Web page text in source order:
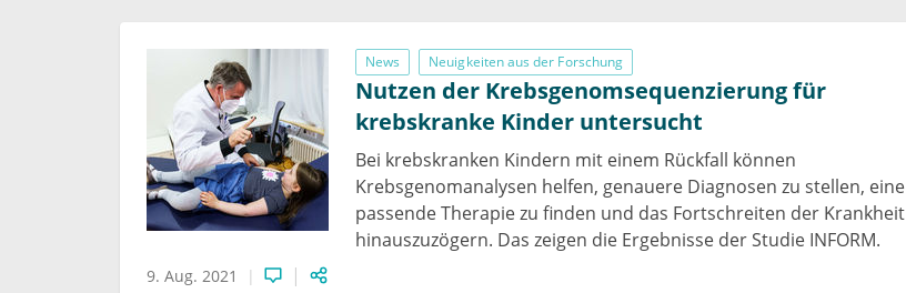
News Neuigkeiten aus der Forschung
Nutzen der Krebsgenomsequenzierung für
krebskranke Kinder untersucht
Bei krebskranken Kindern mit einem Rückfall können
Krebsgenomanalysen helfen, genauere Diagnosen zu stellen, eine
passende Therapie zu finden und das Fortschreiten der Krankheit
hinauszuzögern. Das zeigen die Ergebnisse der Studie INFORM.
9. Aug. 2021